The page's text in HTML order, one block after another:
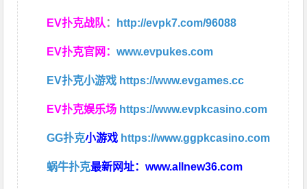
EV扑克战队 ： http://evpk7.com/96088
EV扑克官网：www.evpukes.com
EV扑克小游戏 https://www.evgames.cc
EV扑克娱乐场 https://www.evpkcasino.com
GG扑克小游戏 https://www.ggpkcasino.com
蜗牛扑克最新网址：www.allnew36.com